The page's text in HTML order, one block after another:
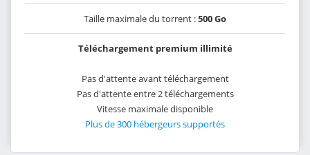
Taille maximale du torrent :500 Go
Téléchargement premium illimité
Pas d'attente avant téléchargement
Pas d'attente entre 2 téléchargements
Vitesse maximale disponible
Plus de 300 hébergeurs supportés